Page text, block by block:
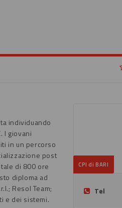
individuando
I giovani
in un percorso
post
di 800 ore
diploma ad
Resol Team;
e dei sistemi.
CPI di BARI
Tel